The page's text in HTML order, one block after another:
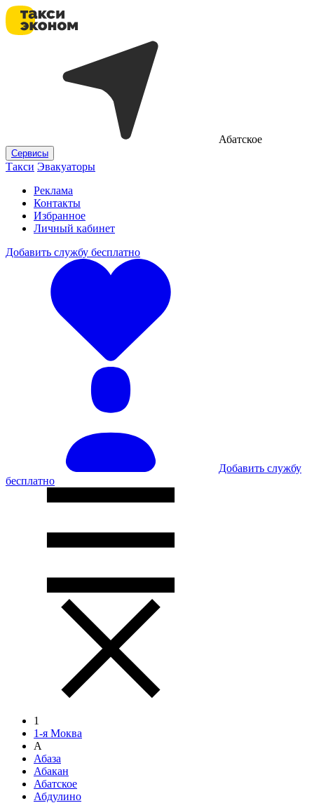
Абатское
Сервисы
Такси Эвакуаторы
Реклама
Контакты
Избранное
Личный кабинет
Добавить службу бесплатно
Добавить службу
бесплатно
1
1-я Моква
А
Абаза
Абакан
Абатское
Абдулино